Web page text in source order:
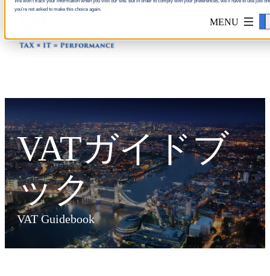
you're not asked to make this choice again.
Accept
VATガイドブ
ック
VAT Guidebook